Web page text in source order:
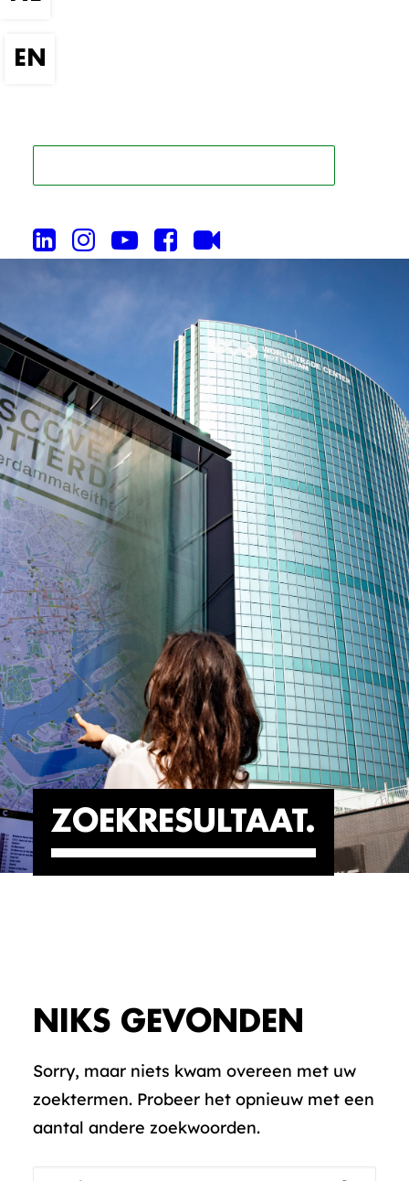
ZOEKRESULTAAT
NIKS GEVONDEN
Sorry, maar niets kwam overeen met uw
zoektermen. Probeer het opnieuw met een
aantal andere zoekwoorden.